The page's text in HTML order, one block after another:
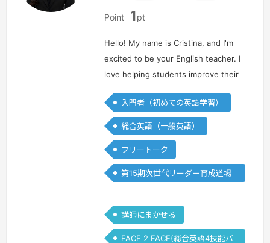
ィ
ピ
ン
ピ
ン
Point 1pt
Hello! My name is Cristina, and I'm
excited to be your English teacher. I
love helping students improve their
especially in pronunciation. In my
free time, I enjoy watchi…
続きを見る
入門者（初めての英語学習）
総合英語（一般英語）
フリートーク
第15期次世代リーダー育成道場
講師にまかせる
FACE 2 FACE(総合英語4技能バ